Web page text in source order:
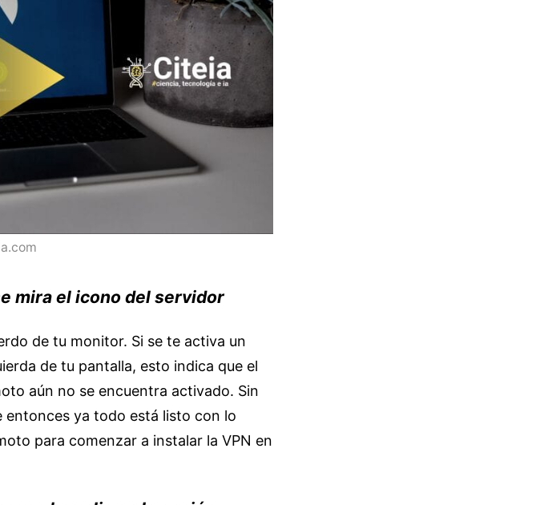
mira el icono del servidor
de tu monitor. Si se te activa un
de tu pantalla, esto indica que el
aún no se encuentra activado. Sin
entonces ya todo está listo con lo
para comenzar a instalar la VPN en